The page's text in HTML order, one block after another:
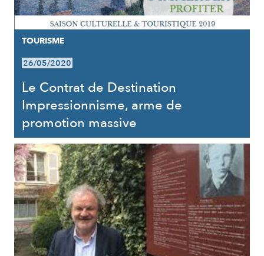
TOURISME
26/05/2020
Le Contrat de Destination
Impressionnisme, arme de
promotion massive